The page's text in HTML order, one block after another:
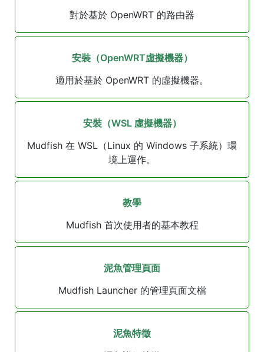
對於基於 OpenWRT 的路由器
安裝（OpenWRT虛擬機器）
適用於基於 OpenWRT 的虛擬機器。
安裝（WSL 虛擬機器）
Mudfish 在 WSL（Linux 的 Windows 子系統）環
境上運作。
教學
Mudfish 首次使用者的基本教程
泥魚管理頁面
Mudfish Launcher 的管理頁面文檔
泥魚特徵